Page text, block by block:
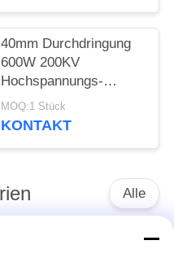
40mm Durchdringung
600W 200KV
Hochspannungs-
Röntgen-Fehlerdetektor
MOQ:1 Stück
KONTAKT
Alle